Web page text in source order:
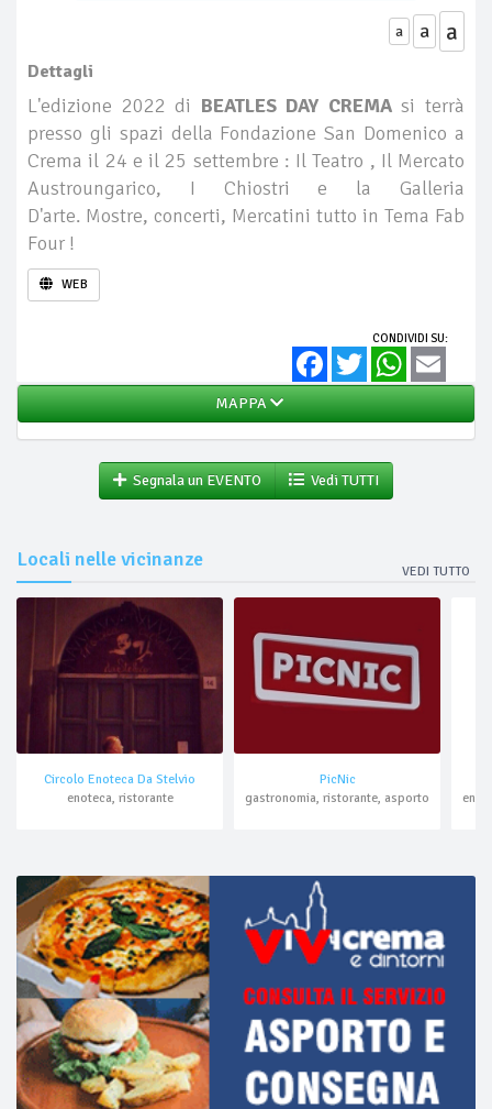
a a a
Dettagli
L'edizione 2022 di BEATLES DAY CREMAsi terrà
presso gli spazi della Fondazione San Domenico a
Crema il 24 e il 25 settembre : Il Teatro , Il Mercato
Austroungarico, I Chiostri e la Galleria
D'arte. Mostre, concerti, Mercatini tutto in Tema Fab
Four !
WEB
CONDIVIDI SU:
FacebookTwitter WhatsApp
MAPPA
Segnala un EVENTO Vedi TUTTI
Locali nelle vicinanze
VEDI TUTTO
Circolo Enoteca Da Stelvio
enoteca, ristorante
PicNic
gastronomia, ristorante, asporto